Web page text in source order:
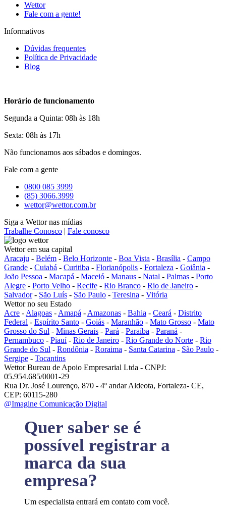
Wettor
Fale com a gente!
Informativos
Dúvidas frequentes
Política de Privacidade
Blog
Horário de funcionamento
Segunda a Quinta: 08h às 18h
Sexta: 08h às 17h
Não funcionamos aos sábados e domingos.
Fale com a gente
0800 085 3999
(85) 3066.3999
wettor@wettor.com.br
Siga a Wettor nas mídias
Trabalhe Conosco | Fale conosco
Wettor em sua capital
Aracaju - Belém - Belo Horizonte - Boa Vista - Brasília - Campo
Grande - Cuiabá - Curitiba - Florianópolis - Fortaleza - Goiânia -
João Pessoa - Macapá - Maceió - Manaus - Natal - Palmas - Porto
Alegre - Porto Velho - Recife - Rio Branco - Rio de Janeiro -
Salvador- São Luís - São Paulo - Teresina - Vitória
Wettor no seu Estado
Acre - Alagoas - Amapá - Amazonas - Bahia - Ceará - Distrito
Federal - Espírito Santo - Goiás - Maranhão - Mato Grosso - Mato
Grosso do Sul - Minas Gerais - Pará - Paraíba - Paraná -
Pernambuco - Piauí- Rio de Janeiro - Rio Grande do Norte - Rio
Grande do Sul - Rondônia - Roraima - Santa Catarina - São Paulo -
Sergipe - Tocantins
Wettor Bureau de Apoio Empresarial Ltda - CNPJ:
05.954.685/0001-29
Rua Dr. José Lourenço, 870 - 4º andar Aldeota, Fortaleza- CE,
CEP: 60115-280
@Imagine Comunicação Digital
Quer saber se é
possível registrar a
marca da sua
empresa?
Um especialista entrará em contato com você.